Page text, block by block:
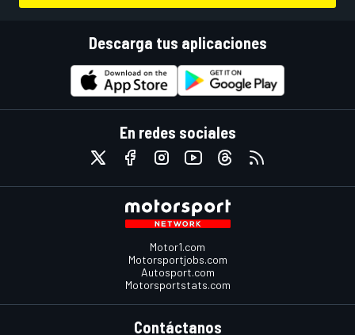
Descarga tus aplicaciones
En redes sociales
Motor1.com
Motorsportjobs.com
Autosport.com
Motorsportstats.com
Contáctanos